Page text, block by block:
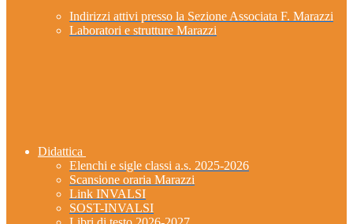
Indirizzi attivi presso la Sezione Associata F. Marazzi
Laboratori e strutture Marazzi
Didattica
Elenchi e sigle classi a.s. 2025-2026
Scansione oraria Marazzi
Link INVALSI
SOST-INVALSI